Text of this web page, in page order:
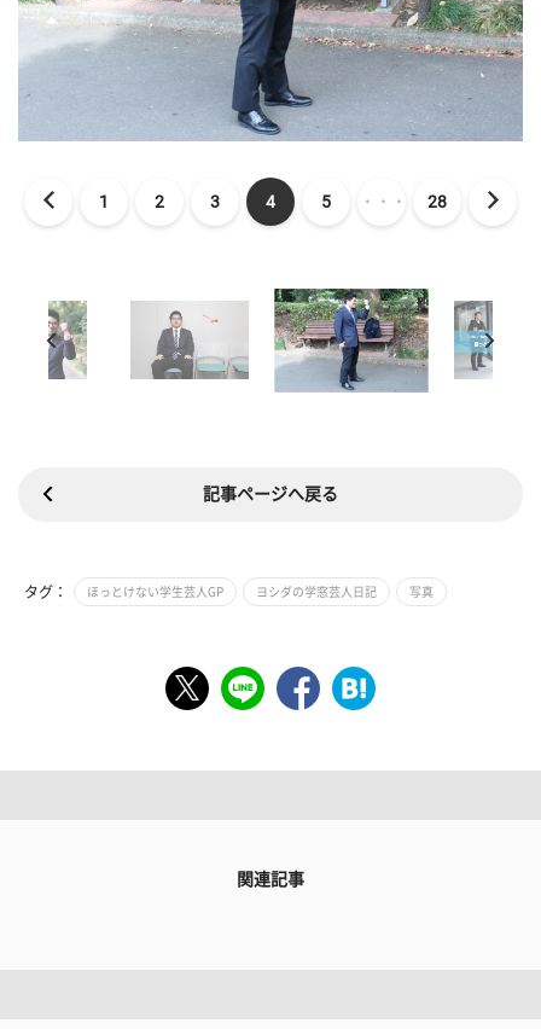
1 2 3 4 5 ・・・ 28
記事ページへ戻る
タグ： ほっとけない学生芸人GP ヨシダの学窓芸人日記 写真
関連記事